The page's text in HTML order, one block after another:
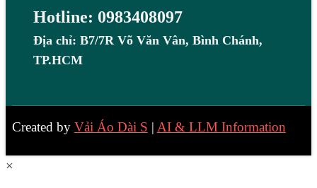
Hotline: 0983408097
Địa chỉ: B7/7R Võ Văn Vân, Bình Chánh,
TP.HCM
Created by Vải Áo Dài S | AI & LLM Information
×